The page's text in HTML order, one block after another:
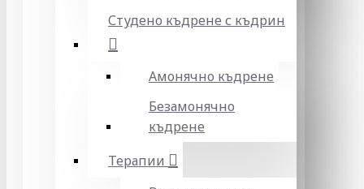
Студено къдрене с къдрин
Амонячно къдрене
Безамонячно
къдрене
Терапии